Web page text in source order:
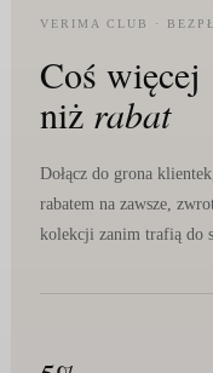
VERIMA CLUB ·
Coś więcej
niż rabat
Dołącz do grona
rabatem na zawsze,
kolekcji zanim trafią do